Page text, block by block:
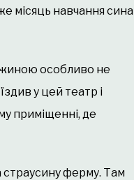
місяць навчання сина
особливо не
у цей театр і
приміщенні, де
страусину ферму. Там